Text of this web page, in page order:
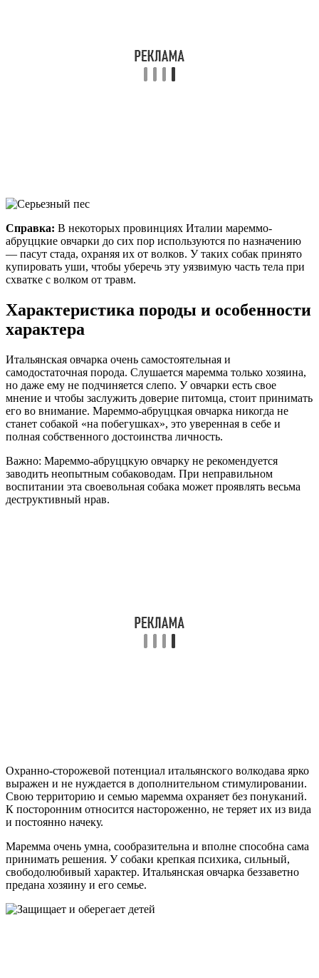
Справка: В некоторых провинциях Италии мареммо-
абруццкие овчарки до сих пор используются по назначению
— пасут стада, охраняя их от волков. У таких собак принято
купировать уши, чтобы уберечь эту уязвимую часть тела при
схватке с волком от травм.
Характеристика породы и особенности
характера
Итальянская овчарка очень самостоятельная и
самодостаточная порода. Слушается маремма только хозяина,
но даже ему не подчиняется слепо. У овчарки есть свое
мнение и чтобы заслужить доверие питомца, стоит принимать
его во внимание. Мареммо-абруццкая овчарка никогда не
станет собакой «на побегушках», это уверенная в себе и
полная собственного достоинства личность.
Важно: Мареммо-абруццкую овчарку не рекомендуется
заводить неопытным собаководам. При неправильном
воспитании эта своевольная собака может проявлять весьма
деструктивный нрав.
Охранно-сторожевой потенциал итальянского волкодава ярко
выражен и не нуждается в дополнительном стимулировании.
Свою территорию и семью маремма охраняет без понуканий.
К посторонним относится настороженно, не теряет их из вида
и постоянно начеку.
Маремма очень умна, сообразительна и вполне способна сама
принимать решения. У собаки крепкая психика, сильный,
свободолюбивый характер. Итальянская овчарка беззаветно
предана хозяину и его семье.